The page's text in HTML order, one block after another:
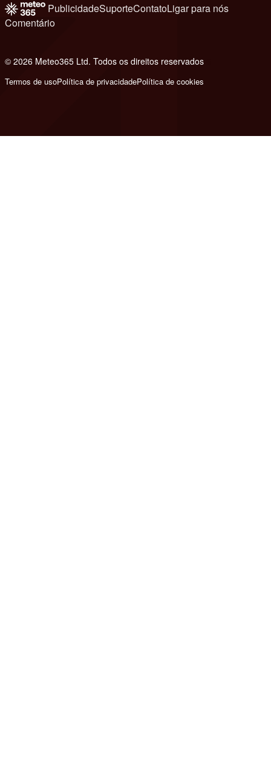
PublicidadeSuporteContatoLigar para nós
Comentário
© 2026 Meteo365 Ltd. Todos os direitos reservados
Termos de usoPolítica de privacidadePolítica de cookies